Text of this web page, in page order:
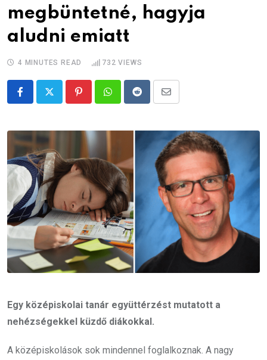
megbüntetné, hagyja
aludni emiatt
4 MINUTES READ 732 VIEWS
PinterestWhatsappRedditShare
Email
Egy középiskolai tanár együttérzést mutatott a
nehézségekkel küzdő diákokkal.
A középiskolások sok mindennel foglalkoznak. A nagy